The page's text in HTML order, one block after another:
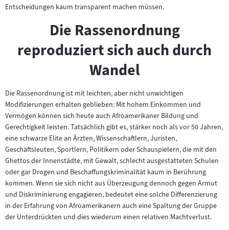
Entscheidungen kaum transparent machen müssen.
Die Rassenordnung
reproduziert sich auch durch
Wandel
Die Rassenordnung ist mit leichten, aber nicht unwichtigen
Modifizierungen erhalten geblieben: Mit hohem Einkommen und
Vermögen können sich heute auch Afroamerikaner Bildung und
Gerechtigkeit leisten. Tatsächlich gibt es, stärker noch als vor 50 Jahren,
eine schwarze Elite an Ärzten, Wissenschaftlern, Juristen,
Geschäftsleuten, Sportlern, Politikern oder Schauspielern, die mit den
Ghettos der Innenstädte, mit Gewalt, schlecht ausgestatteten Schulen
oder gar Drogen und Beschaffungskriminalität kaum in Berührung
kommen. Wenn sie sich nicht aus Überzeugung dennoch gegen Armut
und Diskriminierung engagieren, bedeutet eine solche Differenzierung
in der Erfahrung von Afroamerikanern auch eine Spaltung der Gruppe
der Unterdrückten und dies wiederum einen relativen Machtverlust.